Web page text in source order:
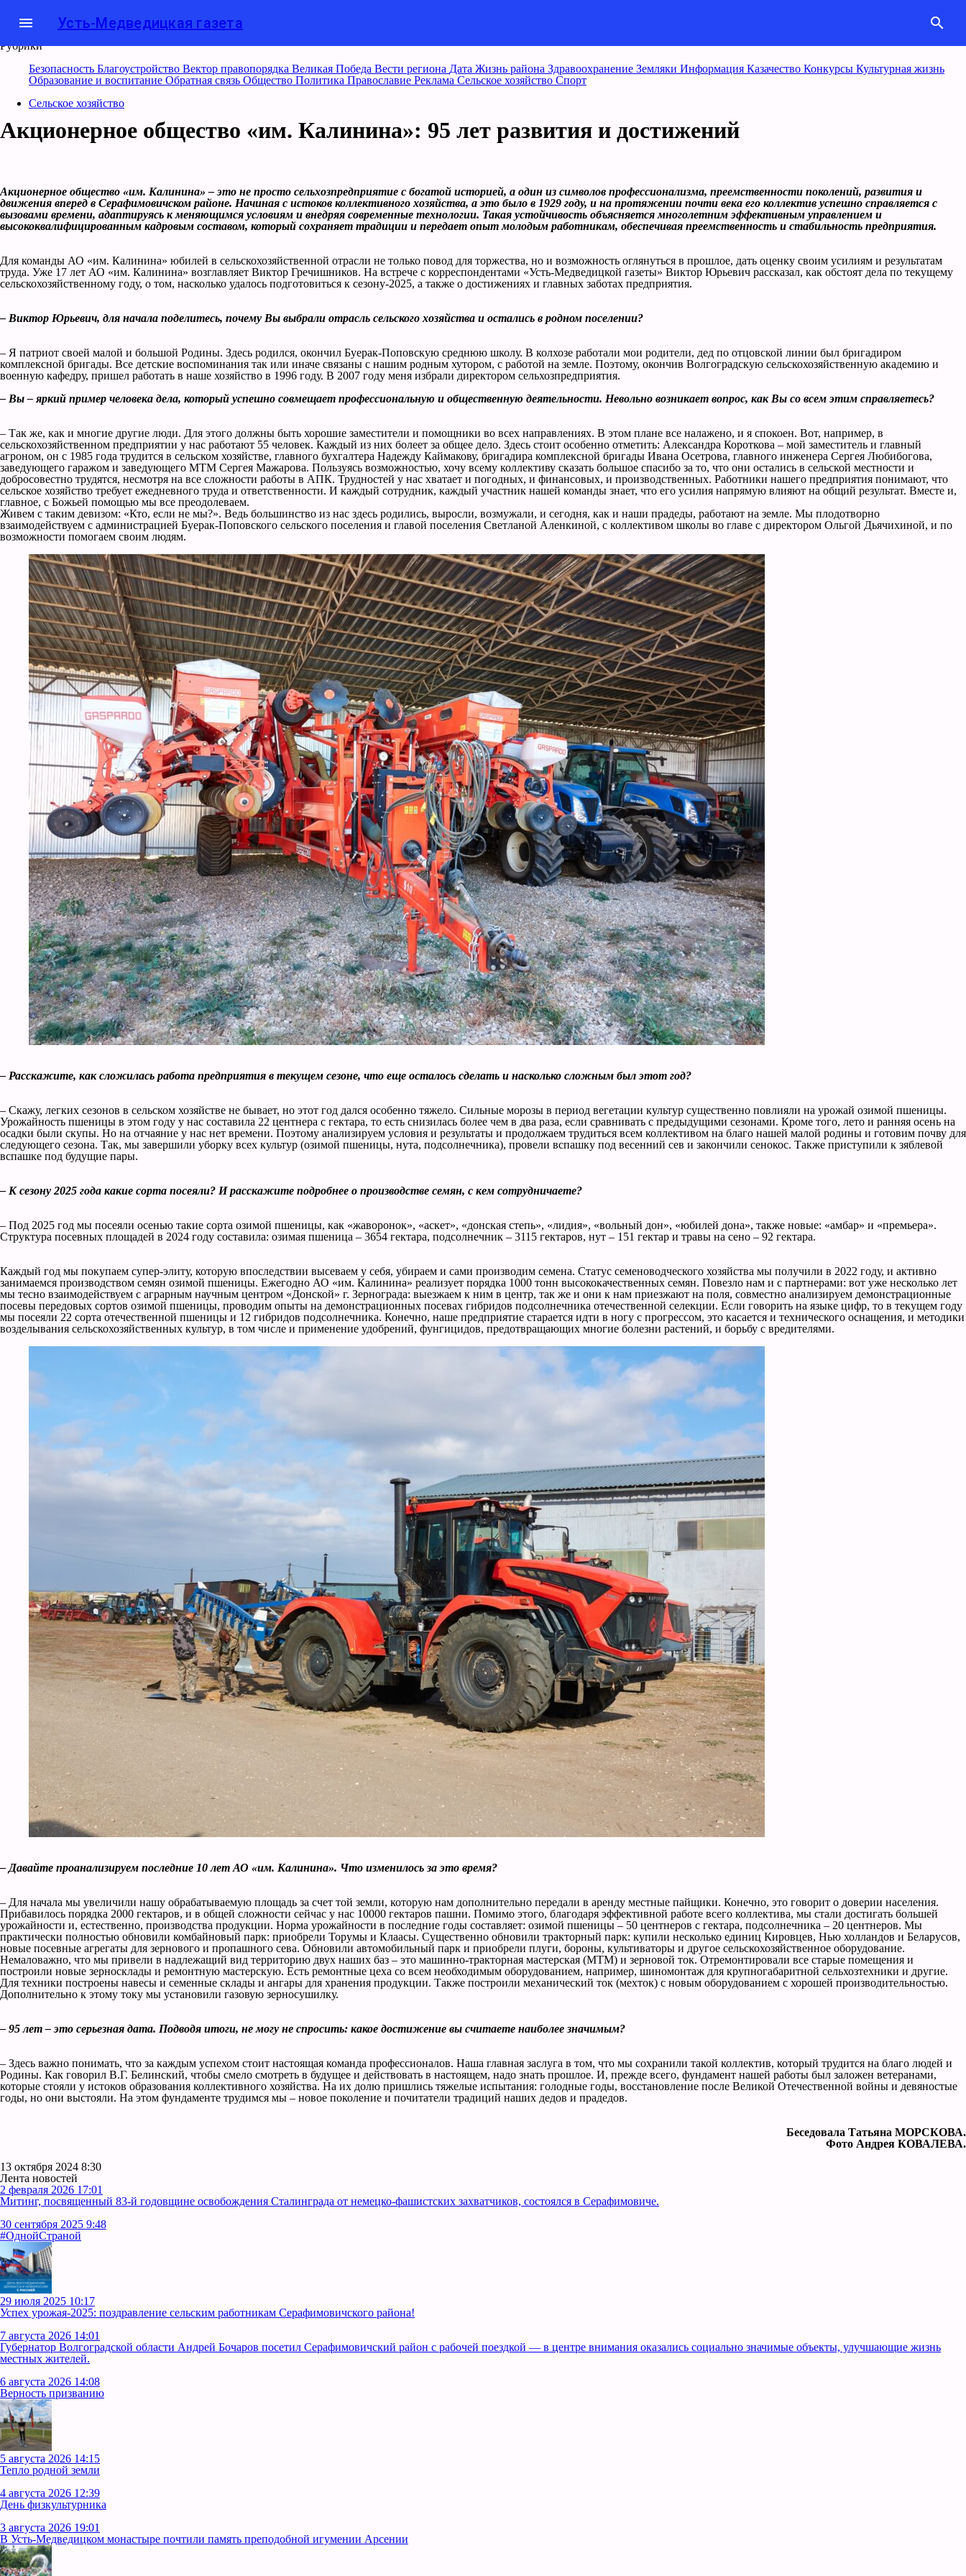
menu Усть-Медведицкая газета search
Рубрики
Безопасность Благоустройство Вектор правопорядка Великая Победа Вести региона Дата Жизнь района Здравоохранение Земляки Информация Казачество Конкурcы Культурная жизнь
Образование и воспитание Обратная связь Общество Политика Православие Реклама Сельское хозяйство Спорт
Сельское хозяйство
Акционерное общество «им. Калинина»: 95 лет развития и достижений
Акционерное общество «им. Калинина» – это не просто сельхозпредприятие с богатой историей, а один из символов профессионализма, преемственности поколений, развития и
движения вперед в Серафимовичском районе. Начиная с истоков коллективного хозяйства, а это было в 1929 году, и на протяжении почти века его коллектив успешно справляется с
вызовами времени, адаптируясь к меняющимся условиям и внедряя современные технологии. Такая устойчивость объясняется многолетним эффективным управлением и
высококвалифицированным кадровым составом, который сохраняет традиции и передает опыт молодым работникам, обеспечивая преемственность и стабильность предприятия.
Для команды АО «им. Калинина» юбилей в сельскохозяйственной отрасли не только повод для торжества, но и возможность оглянуться в прошлое, дать оценку своим усилиям и результатам
труда. Уже 17 лет АО «им. Калинина» возглавляет Виктор Гречишников. На встрече с корреспондентами «Усть-Медведицкой газеты» Виктор Юрьевич рассказал, как обстоят дела по текущему
сельскохозяйственному году, о том, насколько удалось подготовиться к сезону-2025, а также о достижениях и главных заботах предприятия.
– Виктор Юрьевич, для начала поделитесь, почему Вы выбрали отрасль сельского хозяйства и остались в родном поселении?
– Я патриот своей малой и большой Родины. Здесь родился, окончил Буерак-Поповскую среднюю школу. В колхозе работали мои родители, дед по отцовской линии был бригадиром
комплексной бригады. Все детские воспоминания так или иначе связаны с нашим родным хутором, с работой на земле. Поэтому, окончив Волгоградскую сельскохозяйственную академию и
военную кафедру, пришел работать в наше хозяйство в 1996 году. В 2007 году меня избрали директором сельхозпредприятия.
– Вы – яркий пример человека дела, который успешно совмещает профессиональную и общественную деятельности. Невольно возникает вопрос, как Вы со всем этим справляетесь?
– Так же, как и многие другие люди. Для этого должны быть хорошие заместители и помощники во всех направлениях. В этом плане все налажено, и я спокоен. Вот, например, в
сельскохозяйственном предприятии у нас работают 55 человек. Каждый из них болеет за общее дело. Здесь стоит особенно отметить: Александра Короткова – мой заместитель и главный
агроном, он с 1985 года трудится в сельском хозяйстве, главного бухгалтера Надежду Каймакову, бригадира комплексной бригады Ивана Осетрова, главного инженера Сергея Любибогова,
заведующего гаражом и заведующего МТМ Сергея Мажарова. Пользуясь возможностью, хочу всему коллективу сказать большое спасибо за то, что они остались в сельской местности и
добросовестно трудятся, несмотря на все сложности работы в АПК. Трудностей у нас хватает и погодных, и финансовых, и производственных. Работники нашего предприятия понимают, что
сельское хозяйство требует ежедневного труда и ответственности. И каждый сотрудник, каждый участник нашей команды знает, что его усилия напрямую влияют на общий результат. Вместе и,
главное, с Божьей помощью мы все преодолеваем.
Живем с таким девизом: «Кто, если не мы?». Ведь большинство из нас здесь родились, выросли, возмужали, и сегодня, как и наши прадеды, работают на земле. Мы плодотворно
взаимодействуем с администрацией Буерак-Поповского сельского поселения и главой поселения Светланой Аленкиной, с коллективом школы во главе с директором Ольгой Дьячихиной, и по
возможности помогаем своим людям.
– Расскажите, как сложилась работа предприятия в текущем сезоне, что еще осталось сделать и насколько сложным был этот год?
– Скажу, легких сезонов в сельском хозяйстве не бывает, но этот год дался особенно тяжело. Сильные морозы в период вегетации культур существенно повлияли на урожай озимой пшеницы.
Урожайность пшеницы в этом году у нас составила 22 центнера с гектара, то есть снизилась более чем в два раза, если сравнивать с предыдущими сезонами. Кроме того, лето и ранняя осень на
осадки были скупы. Но на отчаяние у нас нет времени. Поэтому анализируем условия и результаты и продолжаем трудиться всем коллективом на благо нашей малой родины и готовим почву для
следующего сезона. Так, мы завершили уборку всех культур (озимой пшеницы, нута, подсолнечника), провели вспашку под весенний сев и закончили сенокос. Также приступили к зяблевой
вспашке под будущие пары.
– К сезону 2025 года какие сорта посеяли? И расскажите подробнее о производстве семян, с кем сотрудничаете?
– Под 2025 год мы посеяли осенью такие сорта озимой пшеницы, как «жаворонок», «аскет», «донская степь», «лидия», «вольный дон», «юбилей дона», также новые: «амбар» и «премьера».
Структура посевных площадей в 2024 году составила: озимая пшеница – 3654 гектара, подсолнечник – 3115 гектаров, нут – 151 гектар и травы на сено – 92 гектара.
Каждый год мы покупаем супер-элиту, которую впоследствии высеваем у себя, убираем и сами производим семена. Статус семеноводческого хозяйства мы получили в 2022 году, и активно
занимаемся производством семян озимой пшеницы. Ежегодно АО «им. Калинина» реализует порядка 1000 тонн высококачественных семян. Повезло нам и с партнерами: вот уже несколько лет
мы тесно взаимодействуем с аграрным научным центром «Донской» г. Зернограда: выезжаем к ним в центр, так же и они к нам приезжают на поля, совместно анализируем демонстрационные
посевы передовых сортов озимой пшеницы, проводим опыты на демонстрационных посевах гибридов подсолнечника отечественной селекции. Если говорить на языке цифр, то в текущем году
мы посеяли 22 сорта отечественной пшеницы и 12 гибридов подсолнечника. Конечно, наше предприятие старается идти в ногу с прогрессом, это касается и технического оснащения, и методики
возделывания сельскохозяйственных культур, в том числе и применение удобрений, фунгицидов, предотвращающих многие болезни растений, и борьбу с вредителями.
– Давайте проанализируем последние 10 лет АО «им. Калинина». Что изменилось за это время?
– Для начала мы увеличили нашу обрабатываемую площадь за счет той земли, которую нам дополнительно передали в аренду местные пайщики. Конечно, это говорит о доверии населения.
Прибавилось порядка 2000 гектаров, и в общей сложности сейчас у нас 10000 гектаров пашни. Помимо этого, благодаря эффективной работе всего коллектива, мы стали достигать большей
урожайности и, естественно, производства продукции. Норма урожайности в последние годы составляет: озимой пшеницы – 50 центнеров с гектара, подсолнечника – 20 центнеров. Мы
практически полностью обновили комбайновый парк: приобрели Торумы и Клаасы. Существенно обновили тракторный парк: купили несколько единиц Кировцев, Нью холландов и Беларусов,
новые посевные агрегаты для зернового и пропашного сева. Обновили автомобильный парк и приобрели плуги, бороны, культиваторы и другое сельскохозяйственное оборудование.
Немаловажно, что мы привели в надлежащий вид территорию двух наших баз – это машинно-тракторная мастерская (МТМ) и зерновой ток. Отремонтировали все старые помещения и
построили новые зерносклады и ремонтную мастерскую. Есть ремонтные цеха со всем необходимым оборудованием, например, шиномонтаж для крупногабаритной сельхозтехники и другие.
Для техники построены навесы и семенные склады и ангары для хранения продукции. Также построили механический ток (мехток) с новым оборудованием с хорошей производительностью.
Дополнительно к этому току мы установили газовую зерносушилку.
– 95 лет – это серьезная дата. Подводя итоги, не могу не спросить: какое достижение вы считаете наиболее значимым?
– Здесь важно понимать, что за каждым успехом стоит настоящая команда профессионалов. Наша главная заслуга в том, что мы сохранили такой коллектив, который трудится на благо людей и
Родины. Как говорил В.Г. Белинский, чтобы смело смотреть в будущее и действовать в настоящем, надо знать прошлое. И, прежде всего, фундамент нашей работы был заложен ветеранами,
которые стояли у истоков образования коллективного хозяйства. На их долю пришлись тяжелые испытания: голодные годы, восстановление после Великой Отечественной войны и девяностые
годы, но они выстояли. На этом фундаменте трудимся мы – новое поколение и почитатели традиций наших дедов и прадедов.
Беседовала Татьяна МОРСКОВА.
Фото Андрея КОВАЛЕВА.
13 октября 2024 8:30
Лента новостей
2 февраля 2026 17:01
Митинг, посвященный 83-й годовщине освобождения Сталинграда от немецко-фашистских захватчиков, состоялся в Серафимовиче.
30 сентября 2025 9:48
#ОднойСтраной
29 июля 2025 10:17
Успех урожая-2025: поздравление сельским работникам Серафимовичского района!
7 августа 2026 14:01
Губернатор Волгоградской области Андрей Бочаров посетил Серафимовичский район с рабочей поездкой — в центре внимания оказались социально значимые объекты, улучшающие жизнь
местных жителей.
6 августа 2026 14:08
Верность призванию
5 августа 2026 14:15
Тепло родной земли
4 августа 2026 12:39
День физкультурника
3 августа 2026 19:01
В Усть‑Медведицком монастыре почтили память преподобной игумении Арсении